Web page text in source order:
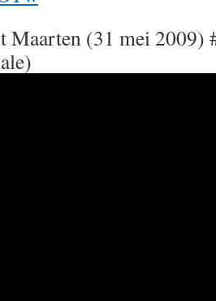
Maarten (31 mei 2009)